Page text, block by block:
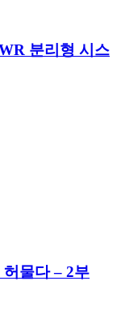
분리형 시스
물다 – 2부